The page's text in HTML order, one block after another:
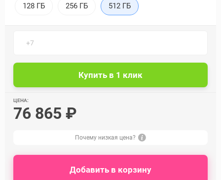
128 ГБ 256 ГБ 512 ГБ
ЦЕНА:
76 865 ₽
Почему низкая цена?
Добавить в корзину